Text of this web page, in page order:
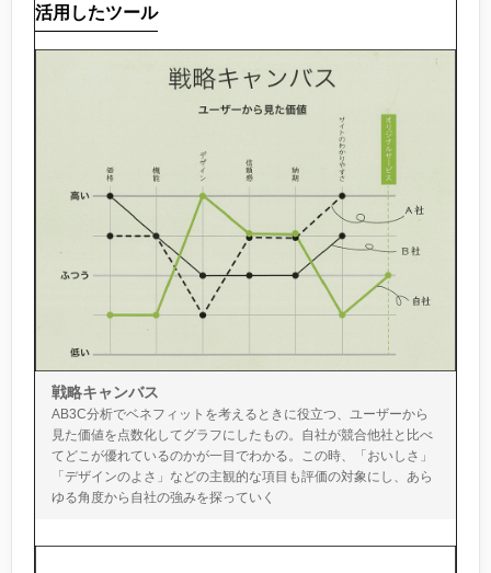
活用したツール
戦略キャンバス
AB3C分析でベネフィットを考えるときに役立つ、ユーザーから
見た価値を点数化してグラフにしたもの。自社が競合他社と比べ
てどこが優れているのかが一目でわかる。この時、「おいしさ」
「デザインのよさ」などの主観的な項目も評価の対象にし、あら
ゆる角度から自社の強みを探っていく